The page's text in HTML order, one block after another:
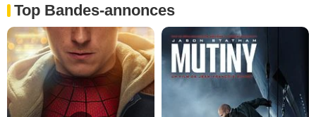
Top Bandes-annonces